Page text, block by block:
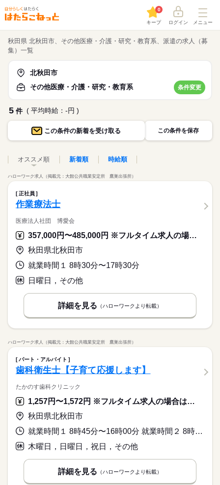
キープ
0
ログイン メニュー
秋田県 北秋田市、その他医療・介護・研究・教育系、派遣の求人（募
集）一覧
北秋田市
その他医療・介護・研究・教育系
条件変更
5 件 ( 平均時給：-円 )
この条件の新着を受け取る この条件を保存
オススメ順 新着順 時給順
ハローワーク求人（掲載元：大館公共職業安定所 鷹巣出張所）
正社員
作業療法士
医療法人社団 博愛会
357,000円〜485,000円 ※フルタイム求人の場合は月額（換算額）、パート求人の場合は時間額を表示しています。
秋田県北秋田市
就業時間１ 8時30分〜17時30分
日曜日，その他
詳細を見る （ハローワークより転載）
ハローワーク求人（掲載元：大館公共職業安定所 鷹巣出張所）
パート・アルバイト
歯科衛生士【子育て応援します】
たかのす歯科クリニック
1,257円〜1,572円 ※フルタイム求人の場合は月額（換算額）、パート求人の場合は時間額を表示しています。
秋田県北秋田市
就業時間１ 8時45分〜16時00分 就業時間２ 8時30分〜17時10分 就業時間に関する特記事項 ８：４５～１６：００の休憩は７５分（実働６時間）
木曜日，日曜日，祝日，その他
詳細を見る （ハローワークより転載）